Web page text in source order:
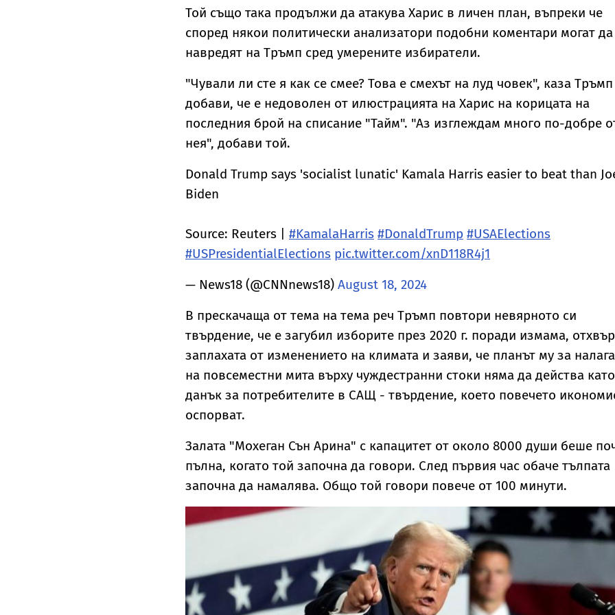
Той също така продължи да атакува Харис в личен план, въпреки че
според някои политически анализатори подобни коментари могат да
навредят на Тръмп сред умерените избиратели.
"Чували ли сте я как се смее? Това е смехът на луд човек", каза
добави, че е недоволен от илюстрацията на Харис на корицата на
последния брой на списание "Тайм". "Аз изглеждам много по-добре
нея", добави той.
Donald Trump says 'socialist lunatic' Kamala Harris easier to beat than
Biden
Source: Reuters | #KamalaHarris #DonaldTrump #USAElections
#USPresidentialElections pic.twitter.com/xnD118R4j1
— News18 (@CNNnews18) August 18, 2024
В прескачаща от тема на тема реч Тръмп повтори невярното си
твърдение, че е загубил изборите през 2020 г. поради измама,
заплахата от изменението на климата и заяви, че планът му за
на повсеместни мита върху чуждестранни стоки няма да действа като
данък за потребителите в САЩ - твърдение, което повечето
оспорват.
Залата "Мохеган Сън Арина" с капацитет от около 8000 души беше
пълна, когато той започна да говори. След първия час обаче тълпата
започна да намалява. Общо той говори повече от 100 минути.